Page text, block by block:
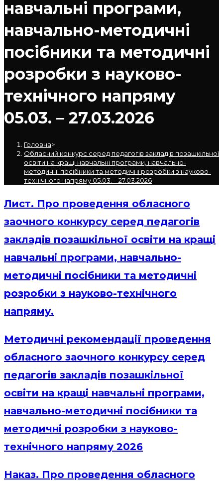
навчальні програми,
навчально-методичні
посібники та методичні
розробки з науково-
технічного напряму
05.03. – 27.03.2026
Головна>
Обласний конкурс серед педагогів закладів позашкільної
освіти на кращі навчальні програми, навчально-
методичні посібники та методичні розробки з науково-
технічного напряму 05.03. – 27.03.2026
Лист. Про проведення обласного
заочного конкурсу серед педагогів
закладів позашкільної освіти на кращі
навчальні програми, навчально-
методичні посібники та методичні
розробки з науково-технічного
напряму.
Методичні рекомендації проведення
обласного заочного конкурсу серед
педагогів закладів позашкільної
освіти на кращі навчальні програми,
навчально-методичні посібники та
методичні розробки з науково-
технічного напряму 2026
Наказ. Про проведення обласного